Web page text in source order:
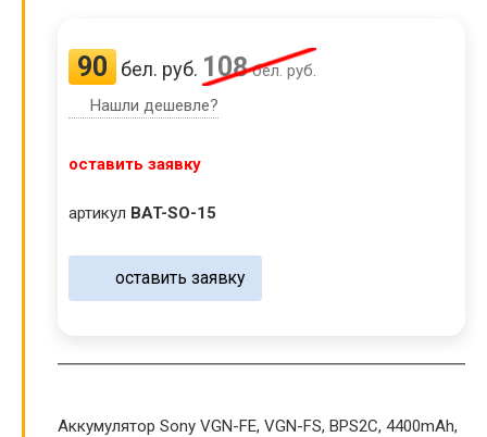
90 бел. руб. 108бел. руб.
Нашли дешевле?
оставить заявку
артикул BAT-SO-15
оставить заявку
Аккумулятор Sony VGN-FE, VGN-FS, BPS2C, 4400mAh,